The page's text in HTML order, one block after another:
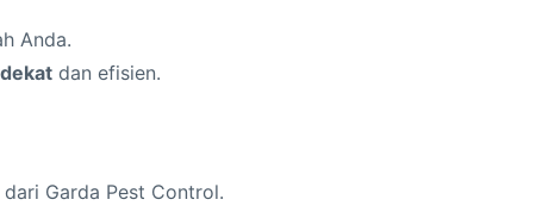
Anda.
dan efisien.
dari Garda Pest Control.